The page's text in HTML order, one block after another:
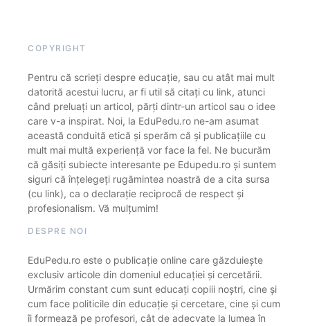
COPYRIGHT
Pentru că scrieți despre educație, sau cu atât mai mult
datorită acestui lucru, ar fi util să citați cu link, atunci
când preluați un articol, părți dintr-un articol sau o idee
care v-a inspirat. Noi, la EduPedu.ro ne-am asumat
această conduită etică și sperăm că și publicațiile cu
mult mai multă experiență vor face la fel. Ne bucurăm
că găsiți subiecte interesante pe Edupedu.ro și suntem
siguri că înțelegeți rugămintea noastră de a cita sursa
(cu link), ca o declarație reciprocă de respect și
profesionalism. Vă mulțumim!
DESPRE NOI
EduPedu.ro este o publicație online care găzduiește
exclusiv articole din domeniul educației și cercetării.
Urmărim constant cum sunt educați copiii noștri, cine și
cum face politicile din educație și cercetare, cine și cum
îi formează pe profesori, cât de adecvate la lumea în